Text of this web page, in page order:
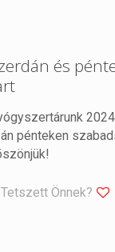
és
pénteken
Tetszett Önnek?